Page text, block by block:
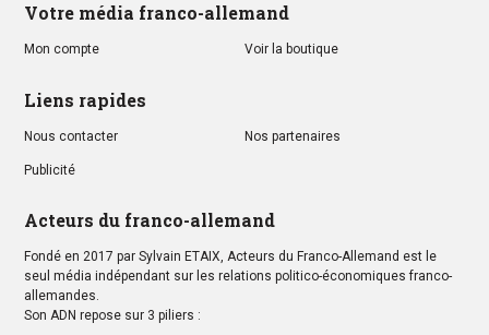
Votre média franco-allemand
Mon compte Voir la boutique
Liens rapides
Nous contacter Nos partenaires
Publicité
Acteurs du franco-allemand
Fondé en 2017 par Sylvain ETAIX, Acteurs du Franco-Allemand est le
seul média indépendant sur les relations politico-économiques franco-
allemandes.
Son ADN repose sur 3 piliers :